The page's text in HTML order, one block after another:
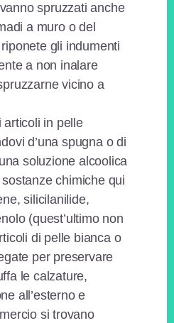
spruzzati anche
a muro o del
gli indumenti
a non inalare
vicino a
articoli in pelle
d’una spugna o di
soluzione alcoolica
sostanze chimiche qui
silicilanilide,
(quest’ultimo non
di pelle bianca o
per preservare
le calzature,
all’esterno e
si trovano